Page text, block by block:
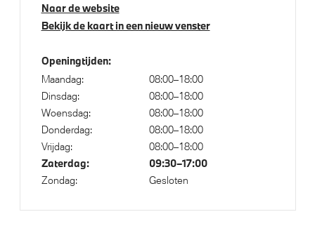
Driving Assistant Professional
Soft-Close-Automatic voor portieren
Aandrijving en onderstel
Integral Active Steering
Laadaansluiting AC snelladen (22 kW)
Laadkabel (Mode 3, 22kW)
Naar de website
Bekijk de kaart in een nieuw venster
Openingtijden:
Maandag:
08:00–18:00
Dinsdag:
08:00–18:00
Woensdag:
08:00–18:00
Donderdag:
08:00–18:00
Vrijdag:
08:00–18:00
Zaterdag: 09:30–17:00
Zondag: Gesloten